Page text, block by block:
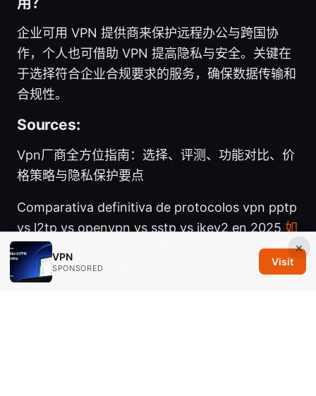
企业可用 VPN 提供商来保护远程办公与跨国协
作，个人也可借助 VPN 提高隐私与安全。关键在
于选择符合企业合规要求的服务，确保数据传输和
合规性。
Sources:
Vpn厂商全方位指南：选择、评测、功能对比、价
格策略与隐私保护要点
Comparativa definitiva de protocolos vpn pptp
vs l2tp vs openvpn vs sstp vs ikev2 en 2025 如
何翻墙打开国外网站：完整指南、VPN选择、速度
测试与安全注意事项
×
VPN
SPONSORED
Visit